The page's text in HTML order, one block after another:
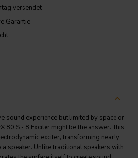
versendet
Garantie
sound experience but limited by space or
80 S - 8 Exciter might be the answer. This
exciter, transforming nearly
a speaker. Unlike traditional speakers with